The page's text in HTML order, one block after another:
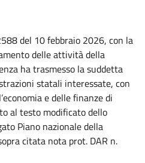
del 10 febbraio 2026, con la
delle attività della
ha trasmesso la suddetta
statali interessate, con
e delle finanze di
al testo modificato dello
Piano nazionale della
citata nota prot. DAR n.